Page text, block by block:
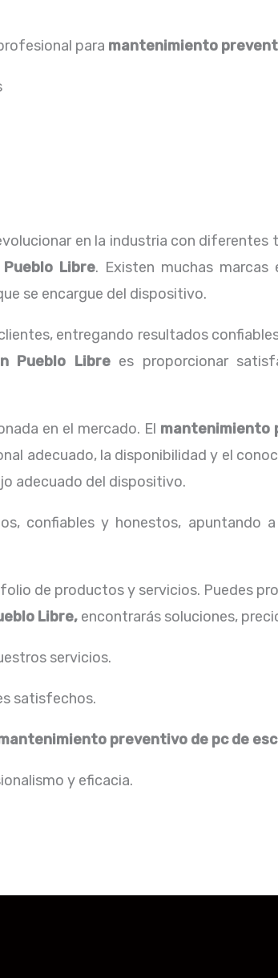
para mantenimiento
en la industria con diferentes
Libre. Existen muchas
se encargue del dispositivo.
entregando resultados
Pueblo Librees proporcionar
en el mercado. El mantenimiento
adecuado, la disponibilidad y el
adecuado del dispositivo.
confiables y honestos,
de productos y servicios. Puedes
Libre, encontrarás soluciones,
servicios.
satisfechos.
preventivo de pc de
y eficacia.